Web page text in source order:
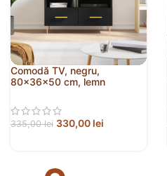
Comodă TV, negru,
80x36x50 cm, lemn
335,00lei 330,00 lei